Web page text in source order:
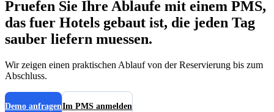
Pruefen Sie Ihre Ablaufe mit einem PMS,
das fuer Hotels gebaut ist, die jeden Tag
sauber liefern muessen.
Wir zeigen einen praktischen Ablauf von der Reservierung bis zum
Abschluss.
Demo anfragenIm PMS anmelden